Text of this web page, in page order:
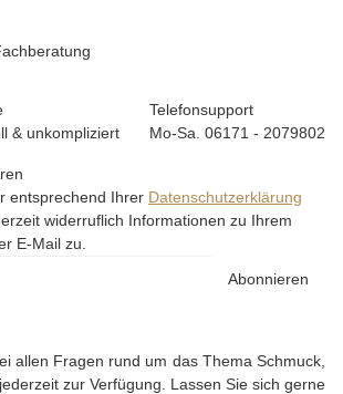
& unkompliziert
Telefonsupport
Mo-Sa. 06171 - 2079802
entsprechend Ihrer Datenschutzerklärung
widerruflich Informationen zu Ihrem
E-Mail zu.
Abonnieren
allen Fragen rund um das Thema Schmuck,
zur Verfügung. Lassen Sie sich gerne